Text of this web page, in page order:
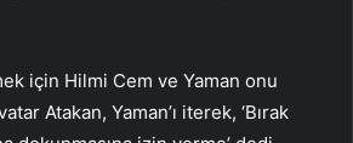
için Hilmi Cem ve Yaman onu
Atakan, Yaman’ı iterek, ‘Bırak